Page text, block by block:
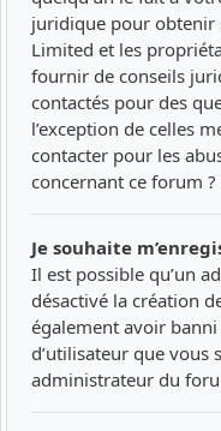
juridique pour obtenir
Limited et les
fournir de conseils
contactés pour des
l’exception de celles
contacter pour les
concernant ce forum ?
Je souhaite
Il est possible qu’un
désactivé la création
également avoir
d’utilisateur que vous
administrateur du